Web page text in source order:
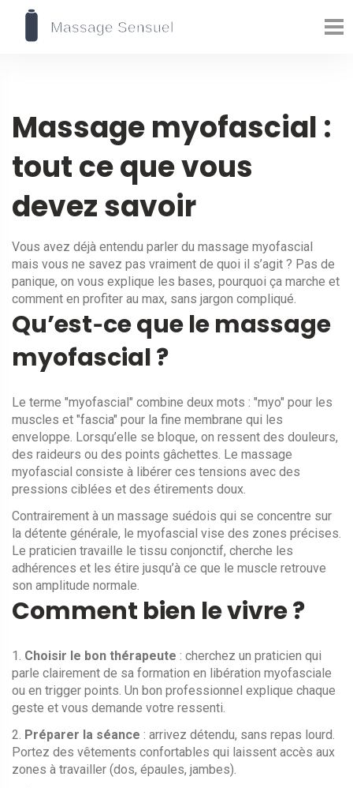
Massage myofascial :
tout ce que vous
devez savoir
Vous avez déjà entendu parler du massage myofascial
mais vous ne savez pas vraiment de quoi il s’agit ? Pas de
panique, on vous explique les bases, pourquoi ça marche et
comment en profiter au max, sans jargon compliqué.
Qu’est‑ce que le massage
myofascial ?
Le terme "myofascial" combine deux mots : "myo" pour les
muscles et "fascia" pour la fine membrane qui les
enveloppe. Lorsqu’elle se bloque, on ressent des douleurs,
des raideurs ou des points gâchettes. Le massage
myofascial consiste à libérer ces tensions avec des
pressions ciblées et des étirements doux.
Contrairement à un massage suédois qui se concentre sur
la détente générale, le myofascial vise des zones précises.
Le praticien travaille le tissu conjonctif, cherche les
adhérences et les étire jusqu’à ce que le muscle retrouve
son amplitude normale.
Comment bien le vivre ?
1. Choisir le bon thérapeute : cherchez un praticien qui
parle clairement de sa formation en libération myofasciale
ou en trigger points. Un bon professionnel explique chaque
geste et vous demande votre ressenti.
2. Préparer la séance : arrivez détendu, sans repas lourd.
Portez des vêtements confortables qui laissent accès aux
zones à travailler (dos, épaules, jambes).